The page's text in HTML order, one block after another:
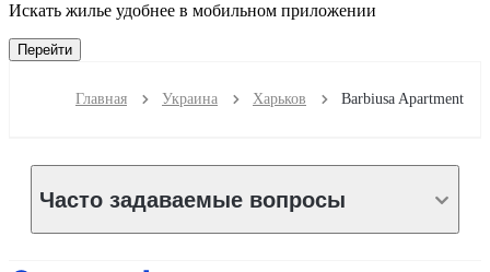
Искать жилье удобнее в мобильном приложении
Перейти
Главная Украина Харьков Barbiusa Apartment
Часто задаваемые вопросы